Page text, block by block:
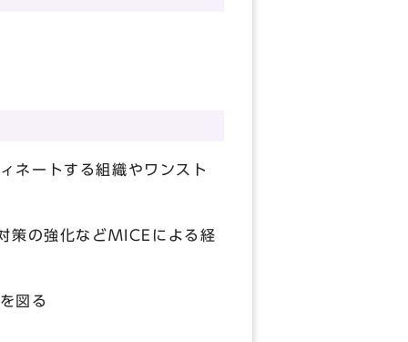
ネートする組織やワンスト
策の強化などMICEによる経
図る